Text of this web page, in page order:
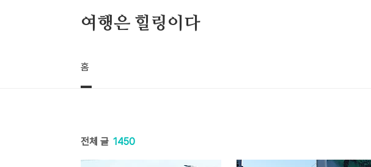
여행은 힐링이다
홈
전체 글 1450